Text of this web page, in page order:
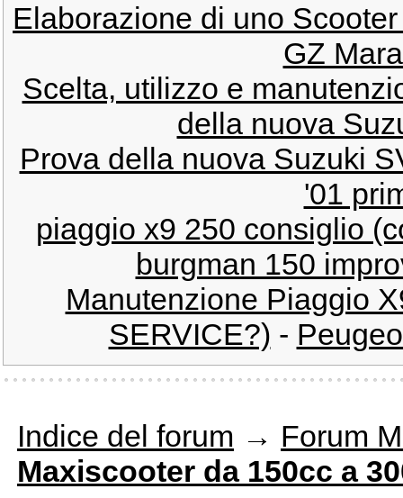
Elaborazione di uno
GZ
Scelta, utilizzo e
della nuova
Prova della nuova Suzuki
'01
piaggio x9 250 consiglio
burgman 150
Manutenzione Piaggio
SERVICE?) -
Indice del forum → Forum
Maxiscooter da 150cc a